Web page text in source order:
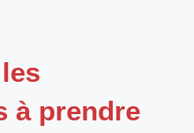
à prendre